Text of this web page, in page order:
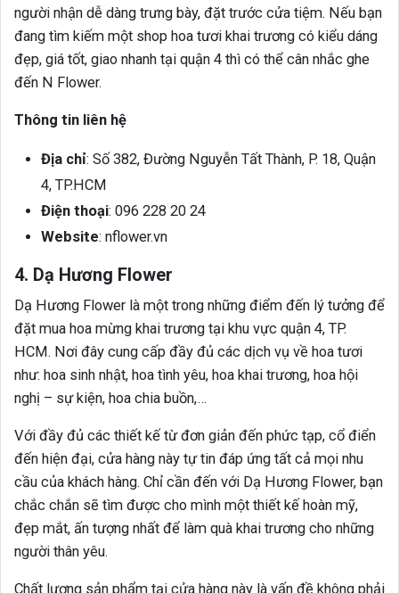
người nhận dễ dàng trưng bày, đặt trước cửa tiệm. Nếu bạn
đang tìm kiếm một shop hoa tươi khai trương có kiểu dáng
đẹp, giá tốt, giao nhanh tại quận 4 thì có thể cân nhắc ghe
đến N Flower.
Thông tin liên hệ
Địa chỉ: Số 382, Đường Nguyễn Tất Thành, P. 18, Quận
4, TP.HCM
Điện thoại: 096 228 20 24
Website: nflower.vn
4. Dạ Hương Flower
Dạ Hương Flower là một trong những điểm đến lý tưởng để
đặt mua hoa mừng khai trương tại khu vực quận 4, TP.
HCM. Nơi đây cung cấp đầy đủ các dịch vụ về hoa tươi
như: hoa sinh nhật, hoa tình yêu, hoa khai trương, hoa hội
nghị – sự kiện, hoa chia buồn,…
Với đầy đủ các thiết kế từ đơn giản đến phức tạp, cổ điển
đến hiện đại, cửa hàng này tự tin đáp ứng tất cả mọi nhu
cầu của khách hàng. Chỉ cần đến với Dạ Hương Flower, bạn
chắc chắn sẽ tìm được cho mình một thiết kế hoàn mỹ,
đẹp mắt, ấn tượng nhất để làm quà khai trương cho những
người thân yêu.
Chất lượng sản phẩm tại cửa hàng này là vấn đề không phải